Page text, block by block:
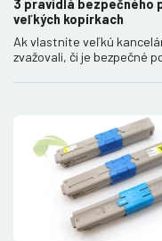
3 pravidlá bezpečného
veľkých kopírkach
Ak vlastníte veľkú
zvažovali, či je bezpečné